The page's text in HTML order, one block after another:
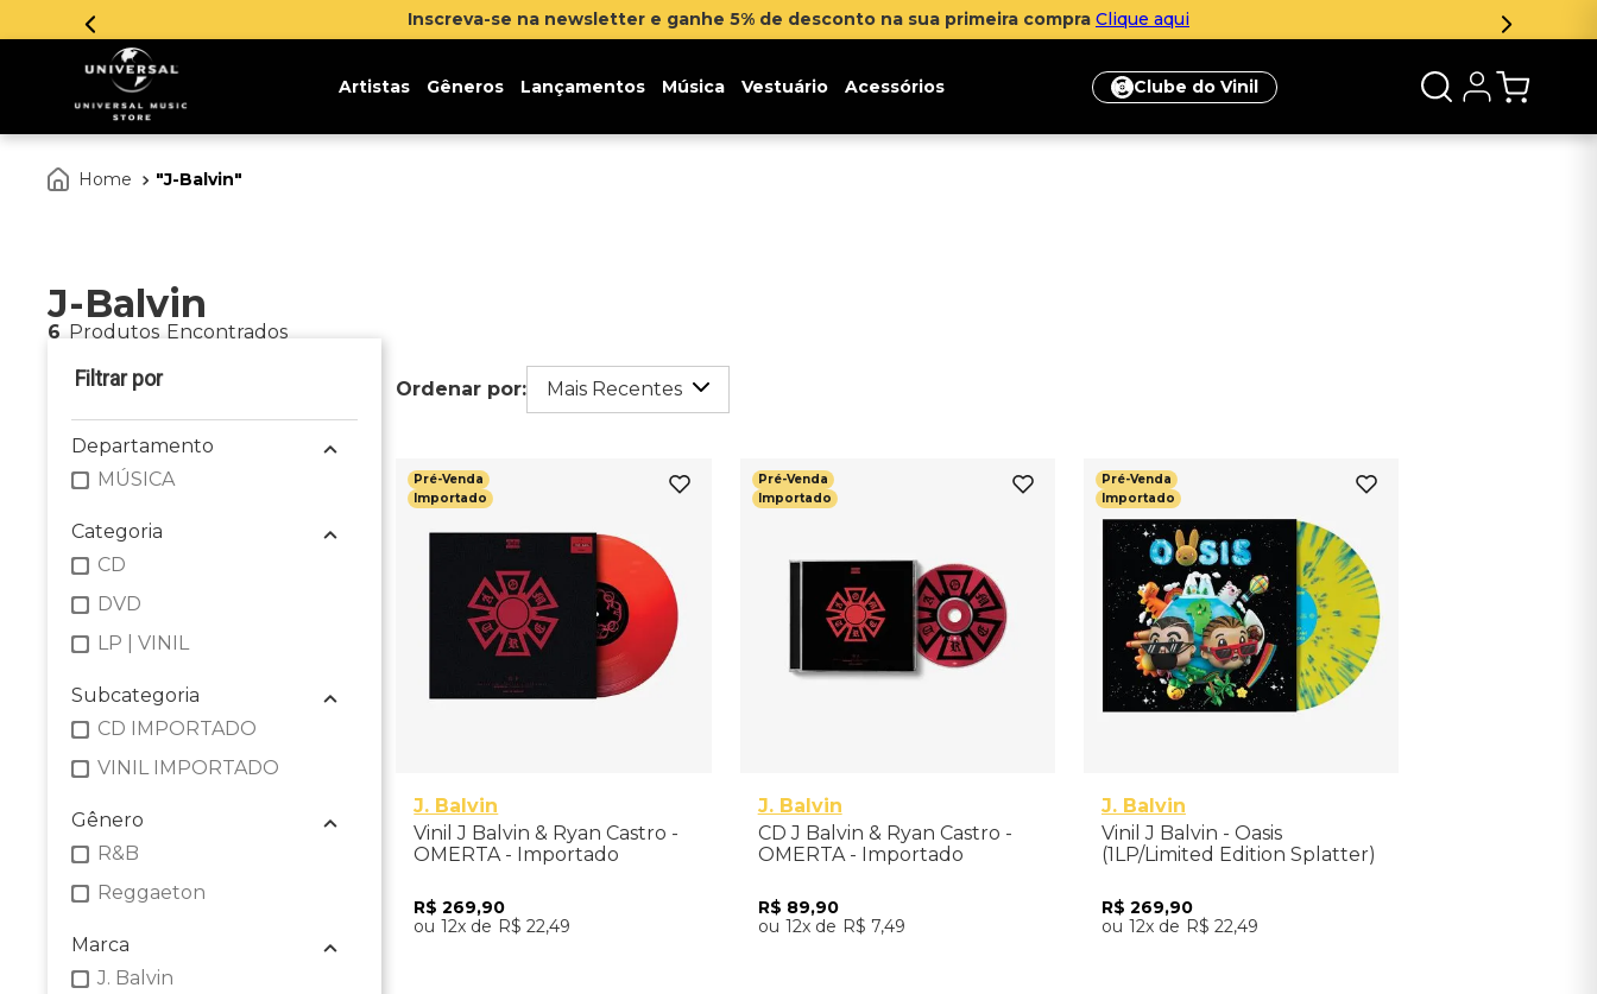
Inscreva-se na newsletter e ganhe 5% de desconto na sua primeira compra Clique aqui
Artistas Gêneros Lançamentos Música Vestuário Acessórios Clube do Vinil
J-Balvin
J-Balvin
6 Produtos
Departamento
MÚSICA
Categoria
CD
DVD
LP | VINIL
Subcategoria
CD IMPORTADO
VINIL IMPORTADO
Gênero
R&B
Reggaeton
Marca
J. Balvin
Mais Recentes
Pré-Venda
Importado
J. Balvin
Vinil J Balvin & Ryan Castro -
OMERTA - Importado
R$ 269,90
12
R$ 22,49
Pré-Venda
Importado
J. Balvin
CD J Balvin & Ryan Castro -
OMERTA - Importado
R$ 89,90
12
R$ 7,49
Pré-Venda
Importado
J. Balvin
Vinil J Balvin - Oasis
(1LP/Limited Edition Splatter)
R$ 269,90
12
R$ 22,49